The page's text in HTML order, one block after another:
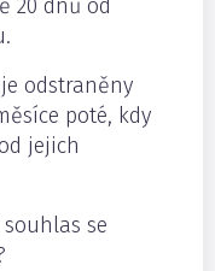
20 dnů od
odstraněny
poté, kdy
jejich
se